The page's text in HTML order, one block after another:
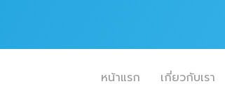
หน้าแรก เกี่ยวกับเรา